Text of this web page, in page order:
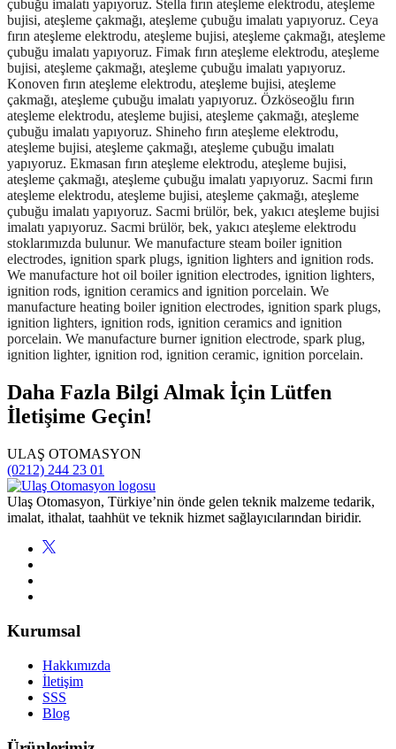
Daha Fazla Bilgi Almak İçin Lütfen
İletişime Geçin!
ULAŞ OTOMASYON
(0212) 244 23 01
Ulaş Otomasyon, Türkiye’nin önde gelen teknik malzeme tedarik,
imalat, ithalat, taahhüt ve teknik hizmet sağlayıcılarından biridir.
Kurumsal
Hakkımızda
İletişim
SSS
Blog